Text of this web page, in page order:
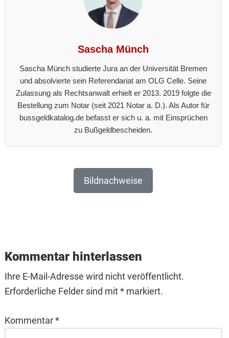
Sascha Münch
Sascha Münch studierte Jura an der Universität Bremen
und absolvierte sein Referendariat am OLG Celle. Seine
Zulassung als Rechtsanwalt erhielt er 2013. 2019 folgte die
Bestellung zum Notar (seit 2021 Notar a. D.). Als Autor für
bussgeldkatalog.de befasst er sich u. a. mit Einsprüchen
zu Bußgeldbescheiden.
Bildnachweise
Interactions
Kommentar hinterlassen
Ihre E-Mail-Adresse wird nicht veröffentlicht.
Erforderliche Felder sind mit * markiert.
Kommentar*